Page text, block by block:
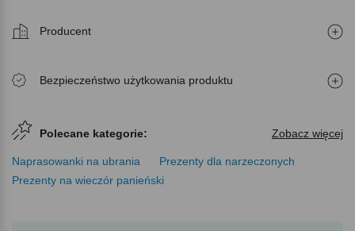
Producent
Bezpieczeństwo użytkowania produktu
Polecane kategorie: Zobacz więcej
Naprasowanki na ubrania
Prezenty dla narzeczonych
Prezenty na wieczór panieński